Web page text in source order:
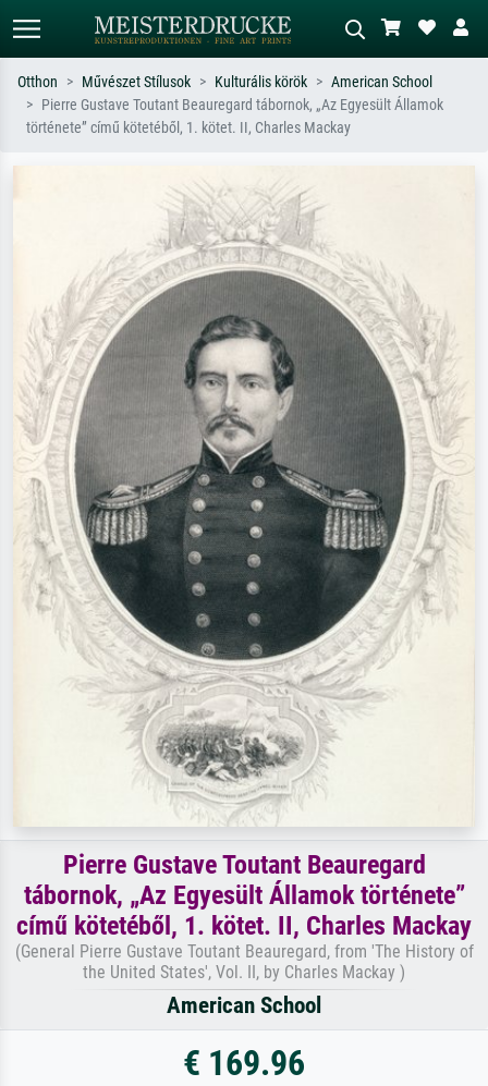
Alap keresés MI-képkereső
szerint – pl. Monet, Csillagos éj,
impresszionizmus, Hokusai-hullám,
piros absztrakt, sötét olajkép, álló akt
egy fa mellett.
Otthon Művészet Stílusok Kulturális körök
American School
Pierre Gustave Toutant Beauregard tábornok, „Az Egyesült Államok
története” című kötetéből, 1. kötet. II, Charles Mackay
Pierre Gustave Toutant Beauregard
tábornok, „Az Egyesült Államok története”
című kötetéből, 1. kötet. II, Charles Mackay
(General Pierre Gustave Toutant Beauregard, from 'The History of
the United States', Vol. II, by Charles Mackay )
American School
€ 169.96